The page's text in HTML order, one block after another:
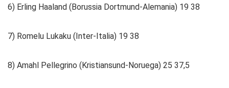
6) Erling Haaland (Borussia Dortmund-Alemania) 19 38
7) Romelu Lukaku (Inter-Italia) 19 38
8) Amahl Pellegrino (Kristiansund-Noruega) 25 37,5